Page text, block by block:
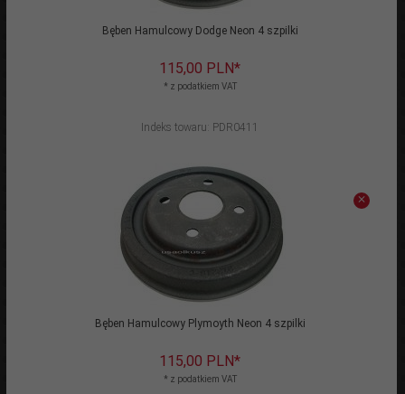
Bęben Hamulcowy Dodge Neon 4 szpilki
115,00 PLN*
* z podatkiem VAT
Indeks towaru: PDR0411
Bęben Hamulcowy Plymoyth Neon 4 szpilki
115,00 PLN*
* z podatkiem VAT